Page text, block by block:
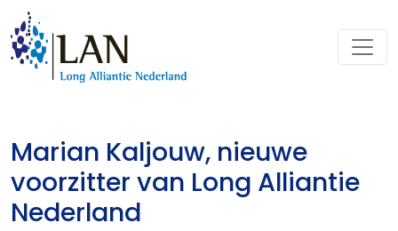
Marian Kaljouw, nieuwe
voorzitter van Long Alliantie
Nederland